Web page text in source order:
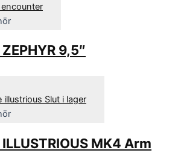
9,5″
Slut i lager
MK4 Arm